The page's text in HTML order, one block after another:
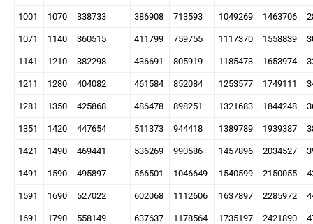
1001 1070 338733 386908 713593 1049269 1463706
1071 1140 360515 411799 759755 1117370 1558839
1141 1210 382298 436691 805919 1185473 1653974
1211 1280 404082 461584 852084 1253577 1749111
1281 1350 425868 486478 898251 1321683 1844248
1351 1420 447654 511373 944418 1389789 1939387
1421 1490 469441 536269 990586 1457896 2034527
1491 1590 495897 566501 1046649 1540599 2150055
1591 1690 527022 602068 1112606 1637897 2285972
1691 1790 558149 637637 1178564 1735197 2421890